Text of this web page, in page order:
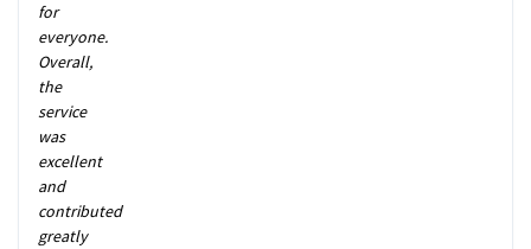
for
everyone.
Overall,
the
service
was
excellent
and
contributed
greatly